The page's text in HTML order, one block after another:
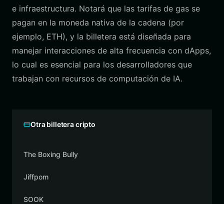
e infraestructura. Notará que las tarifas de gas se
pagan en la moneda nativa de la cadena (por
ejemplo, ETH), y la billetera está diseñada para
manejar interacciones de alta frecuencia con dApps,
lo cual es esencial para los desarrolladores que
trabajan con recursos de computación de IA.
Otra billetera cripto
The Boxing Bully
Jiffpom
SOOK